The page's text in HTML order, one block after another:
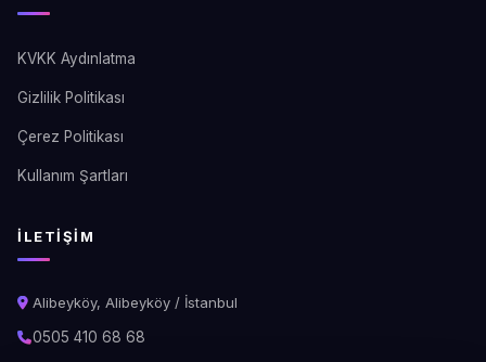
KVKK Aydınlatma
Gizlilik Politikası
Çerez Politikası
Kullanım Şartları
İLETIŞIM
Alibeyköy, Alibeyköy / İstanbul
0505 410 68 68